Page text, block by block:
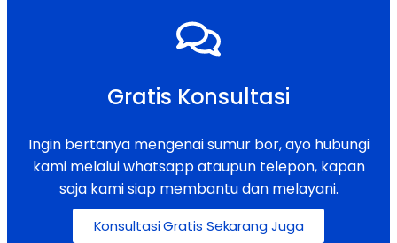
Gratis Konsultasi
Ingin bertanya mengenai sumur bor, ayo hubungi
kami melalui whatsapp ataupun telepon, kapan
saja kami siap membantu dan melayani.
Konsultasi Gratis Sekarang Juga